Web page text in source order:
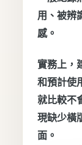
用、被辨
感。
實務上，
和預計使
就比較不
現缺少橫
面。